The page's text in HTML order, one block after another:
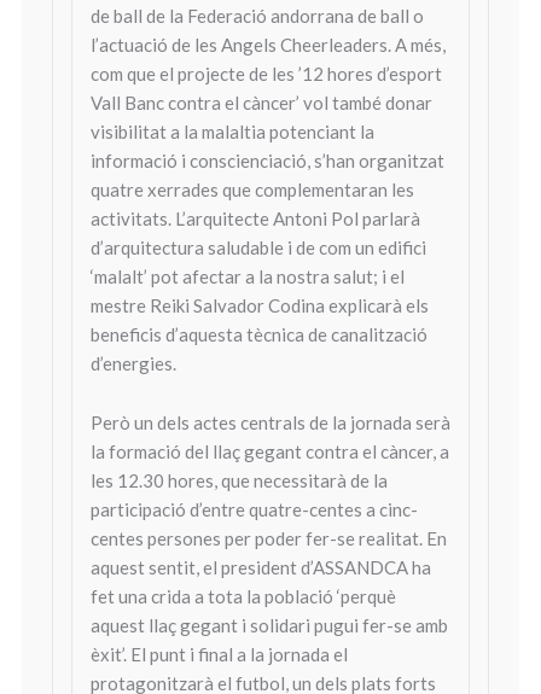
de ball de la Federació andorrana de ball o
l’actuació de les Angels Cheerleaders. A més,
com que el projecte de les ’12 hores d’esport
Vall Banc contra el càncer’ vol també donar
visibilitat a la malaltia potenciant la
informació i conscienciació, s’han organitzat
quatre xerrades que complementaran les
activitats. L’arquitecte Antoni Pol parlarà
d’arquitectura saludable i de com un edifici
‘malalt’ pot afectar a la nostra salut; i el
mestre Reiki Salvador Codina explicarà els
beneficis d’aquesta tècnica de canalització
d’energies.
Però un dels actes centrals de la jornada serà
la formació del llaç gegant contra el càncer, a
les 12.30 hores, que necessitarà de la
participació d’entre quatre-centes a cinc-
centes persones per poder fer-se realitat. En
aquest sentit, el president d’ASSANDCA ha
fet una crida a tota la població ‘perquè
aquest llaç gegant i solidari pugui fer-se amb
èxit’. El punt i final a la jornada el
protagonitzarà el futbol, un dels plats forts